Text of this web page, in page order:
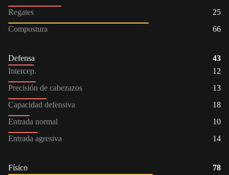
Regates
25
Compostura
66
Defensa
43
Intercep.
12
Precisión de cabezazos
13
Capacidad defensiva
18
Entrada normal
10
Entrada agresiva
14
Físico
78